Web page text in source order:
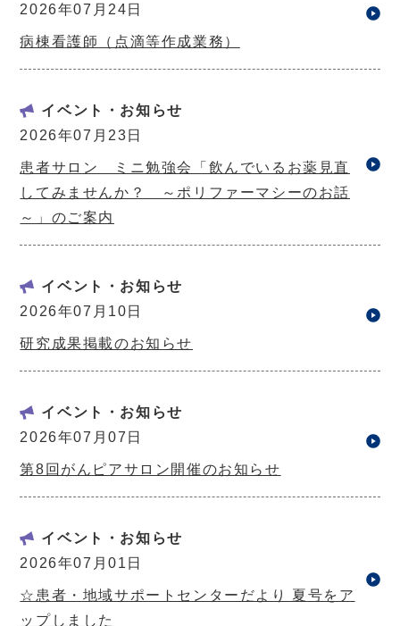
2026年07月24日
病棟看護師（点滴等作成業務）
イベント・お知らせ
2026年07月23日
患者サロン ミニ勉強会「飲んでいるお薬見直
してみませんか？ ～ポリファーマシーのお話
～」のご案内
イベント・お知らせ
2026年07月10日
研究成果掲載のお知らせ
イベント・お知らせ
2026年07月07日
第8回がんピアサロン開催のお知らせ
イベント・お知らせ
2026年07月01日
☆患者・地域サポートセンターだより 夏号をア
ップしました